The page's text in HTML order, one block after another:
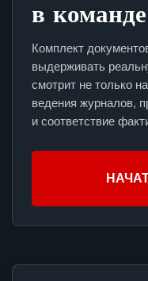
в команде
Комплект
выдерживать
смотрит не только
ведения журналов,
и соответствие